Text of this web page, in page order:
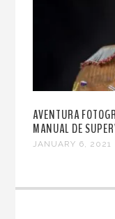
AVENTURA
MANUAL DE
JANUARY 6, 2021